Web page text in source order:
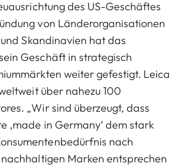
des US-Geschäftes
von Länderorganisationen
Skandinavien hat das
Geschäft in strategisch
weiter gefestigt. Leica
über nahezu 100
„Wir sind überzeugt, dass
‚made in Germany‘ dem stark
nach
Marken entsprechen